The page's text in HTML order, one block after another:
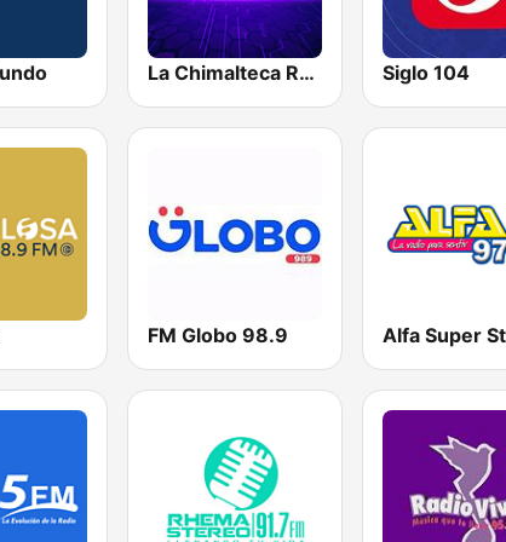
La Chimalteca Radio Siglo 104
FM Globo 98.9 Alfa Super